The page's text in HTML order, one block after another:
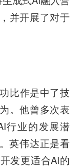
并开展了对于
比作是中了技
。他曾多次表
行业的发展潜
英伟达正是看
发更适合AI的